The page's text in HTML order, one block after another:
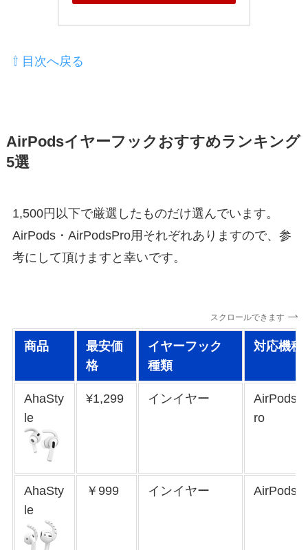
⇧ 目次へ戻る
AirPodsイヤーフックおすすめランキング
5選
1,500円以下で厳選したものだけ選んでいます。
AirPods・AirPodsPro用それぞれありますので、参
考にして頂けますと幸いです。
スクロールできます
商品
最安価
格
イヤーフック
種類
対応機種
AhaSty
le
¥1,299 インイヤー
AirPods
ro
AhaSty
le
￥999 インイヤー AirPods